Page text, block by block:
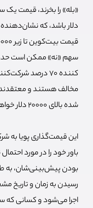
کننده 70 درصد
مخالف هستند و
شده بالای 20000 دلار خواهد بود.
این قیمت‌گذاری پویا به
باور خود را در مورد
بودن پیش‌بینی‌شان، به
رسیدن به زمان و تاریخ
اجرا می‌شود و کسانی که